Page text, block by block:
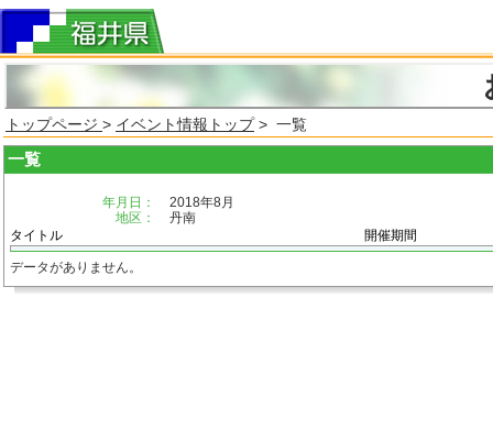
トップページ > イベント情報トップ> 一覧
一覧
年月日：
2018年8月
地区：
丹南
タイトル
開催期間
データがありません。